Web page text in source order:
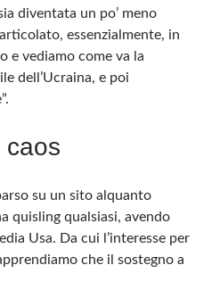
diventata un po’ meno
essenzialmente, in
e vediamo come va la
dell’Ucraina, e poi
caos
su un sito alquanto
quisling qualsiasi, avendo
Usa. Da cui l’interesse per
che il sostegno a